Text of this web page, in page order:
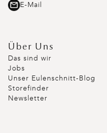
E-Mail
Über Uns
Das sind wir
Jobs
Unser Eulenschnitt-Blog
Storefinder
Newsletter